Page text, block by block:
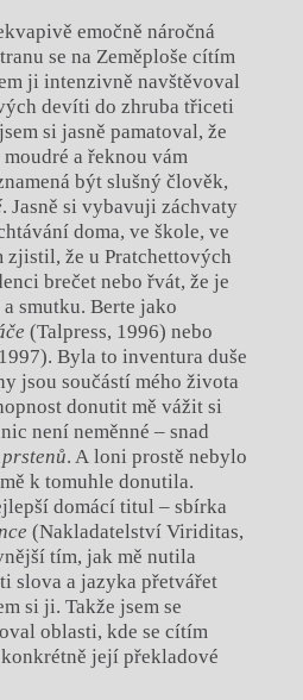
emočně náročná
se na Zeměploše cítím
ji intenzivně navštěvoval
devíti do zhruba třiceti
si jasně pamatoval, že
a řeknou vám
být slušný člověk,
. Jasně si vybavuji záchvaty
doma, ve škole, ve
zjistil, že u Pratchettových
brečet nebo řvát, že je
smutku. Berte jako
(Talpress, 1996) nebo
Byla to inventura duše
jsou součástí mého života
donutit mě vážit si
není neměnné – snad
. A loni prostě nebylo
k tomuhle donutila.
domácí titul – sbírka
(Nakladatelství Viriditas,
tím, jak mě nutila
slova a jazyka přetvářet
si ji. Takže jsem se
oblasti, kde se cítím
její překladové